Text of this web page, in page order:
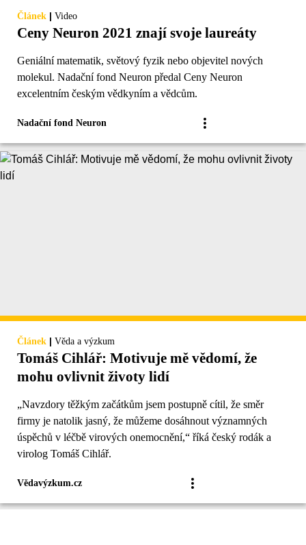
Článek | Video
Ceny Neuron 2021 znají svoje laureáty
Geniální matematik, světový fyzik nebo objevitel nových
molekul. Nadační fond Neuron předal Ceny Neuron
excelentním českým vědkyním a vědcům.
Nadační fond Neuron
Článek | Věda a výzkum
Tomáš Cihlář: Motivuje mě vědomí, že
mohu ovlivnit životy lidí
„Navzdory těžkým začátkům jsem postupně cítil, že směr
firmy je natolik jasný, že můžeme dosáhnout významných
úspěchů v léčbě virových onemocnění,“ říká český rodák a
virolog Tomáš Cihlář.
Vědavýzkum.cz